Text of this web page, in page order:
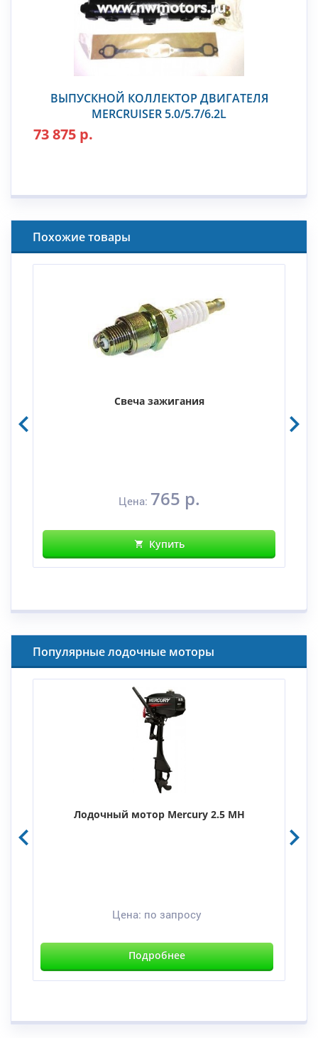
ВЫПУСКНОЙ КОЛЛЕКТОР ДВИГАТЕЛЯ
MERCRUISER 5.0/5.7/6.2L
73 875 р.
Похожие товары
Свеча зажигания
Цена: 765 р.
Купить
Популярные лодочные моторы
Лодочный мотор Mercury 2.5 MH
Цена: по запросу
Подробнее